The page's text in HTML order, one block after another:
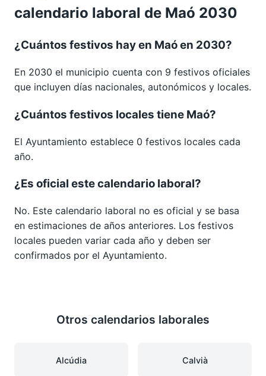
calendario laboral de Maó 2030
¿Cuántos festivos hay en Maó en 2030?
En 2030 el municipio cuenta con 9 festivos oficiales
que incluyen días nacionales, autonómicos y locales.
¿Cuántos festivos locales tiene Maó?
El Ayuntamiento establece 0 festivos locales cada
año.
¿Es oficial este calendario laboral?
No. Este calendario laboral no es oficial y se basa
en estimaciones de años anteriores. Los festivos
locales pueden variar cada año y deben ser
confirmados por el Ayuntamiento.
Otros calendarios laborales
Alcúdia Calvià